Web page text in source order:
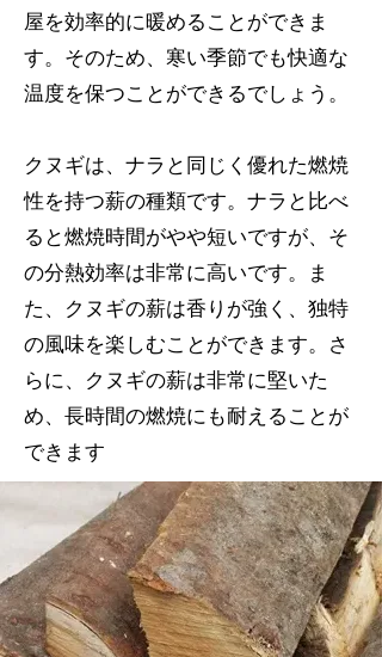
屋を効率的に暖めることができま
す。そのため、寒い季節でも快適な
温度を保つことができるでしょう。
クヌギは、ナラと同じく優れた燃焼
性を持つ薪の種類です。ナラと比べ
ると燃焼時間がやや短いですが、そ
の分熱効率は非常に高いです。ま
た、クヌギの薪は香りが強く、独特
の風味を楽しむことができます。さ
らに、クヌギの薪は非常に堅いた
め、長時間の燃焼にも耐えることが
できます